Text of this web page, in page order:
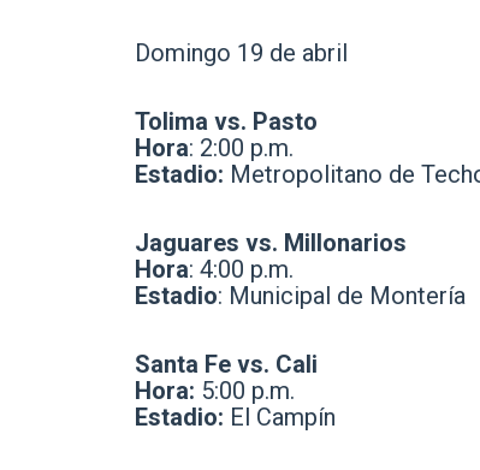
Domingo 19 de abril
Tolima vs. Pasto
Hora: 2:00 p.m.
Estadio: Metropolitano de
Jaguares vs. Millonarios
Hora: 4:00 p.m.
Estadio: Municipal de Montería
Santa Fe vs. Cali
Hora: 5:00 p.m.
Estadio: El Campín